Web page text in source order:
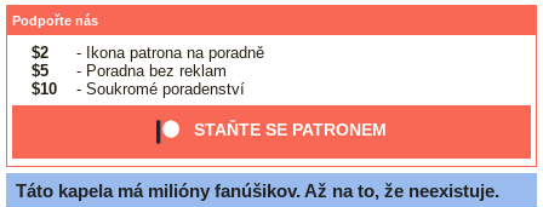
Podpořte nás
$2
- Ikona patrona na poradně
$5
- Poradna bez reklam
$10
- Soukromé poradenství
STAŇTE SE PATRONEM
Táto kapela má milióny fanúšikov. Až na to, že neexistuje.